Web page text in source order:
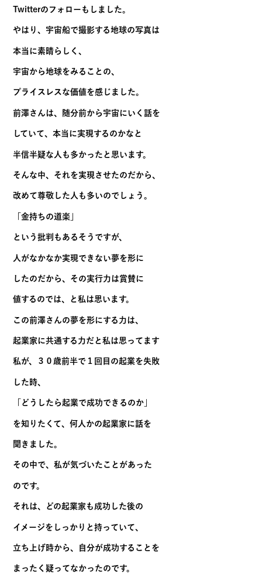
Twitterのフォローもしました。
やはり、宇宙船で撮影する地球の写真は
本当に素晴らしく、
宇宙から地球をみることの、
プライスレスな価値を感じました。
前澤さんは、随分前から宇宙にいく話を
していて、本当に実現するのかなと
半信半疑な人も多かったと思います。
そんな中、それを実現させたのだから、
改めて尊敬した人も多いのでしょう。
「金持ちの道楽」
という批判もあるそうですが、
人がなかなか実現できない夢を形に
したのだから、その実行力は賞賛に
値するのでは、と私は思います。
この前澤さんの夢を形にする力は、
起業家に共通する力だと私は思ってます
私が、３０歳前半で１回目の起業を失敗
した時、
「どうしたら起業で成功できるのか」
を知りたくて、何人かの起業家に話を
聞きました。
その中で、私が気づいたことがあった
のです。
それは、どの起業家も成功した後の
イメージをしっかりと持っていて、
立ち上げ時から、自分が成功することを
まったく疑ってなかったのです。